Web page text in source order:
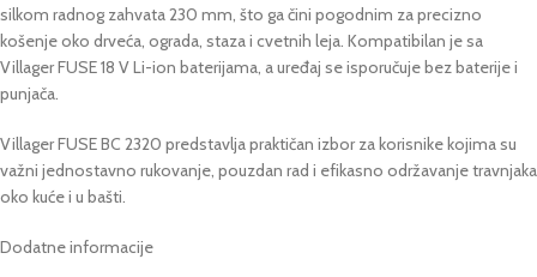
silkom radnog zahvata 230 mm, što ga čini pogodnim za precizno
košenje oko drveća, ograda, staza i cvetnih leja. Kompatibilan je sa
Villager FUSE 18 V Li-ion baterijama, a uređaj se isporučuje bez baterije i
punjača.
Villager FUSE BC 2320 predstavlja praktičan izbor za korisnike kojima su
važni jednostavno rukovanje, pouzdan rad i efikasno održavanje travnjaka
oko kuće i u bašti.
Dodatne informacije